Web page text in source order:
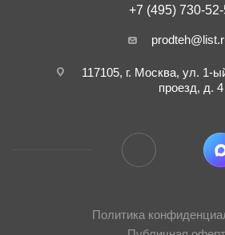
+7 (495) 730-
117105, г. Москва, ул. 1-
проезд, д. 4
Политика